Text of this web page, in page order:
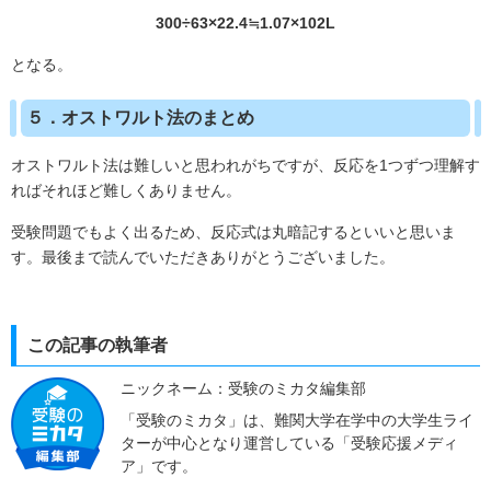
300÷63×22.4≒1.07×102L
となる。
５．オストワルト法のまとめ
オストワルト法は難しいと思われがちですが、反応を1つずつ理解す
ればそれほど難しくありません。
受験問題でもよく出るため、反応式は丸暗記するといいと思いま
す。最後まで読んでいただきありがとうございました。
この記事の執筆者
ニックネーム：受験のミカタ編集部
「受験のミカタ」は、難関大学在学中の大学生ライ
ターが中心となり運営している「受験応援メディ
ア」です。